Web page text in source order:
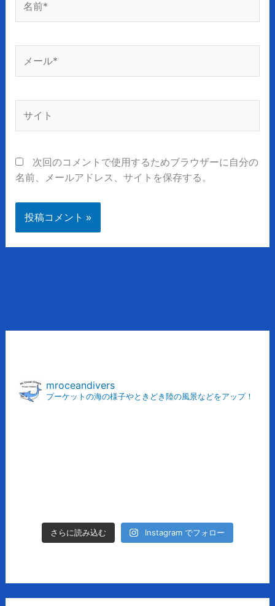
前
*
次回のコメントで使用するためブラウザーに自分の
名前、メールアドレス、サイトを保存する。
mroceandivers
プーケットの海の様子やときどき陸の風景などをアップ！
さらに読み込む Instagram でフォロー
カ
イ